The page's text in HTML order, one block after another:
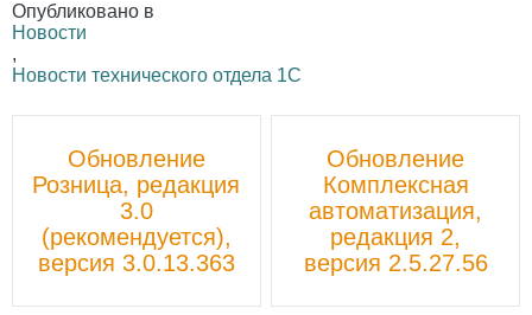
Опубликовано в
Новости
,
Новости технического отдела 1С
навигации
Обновление
Розница, редакция
3.0
(рекомендуется),
версия 3.0.13.363
Обновление
Комплексная
автоматизация,
редакция 2,
версия 2.5.27.56